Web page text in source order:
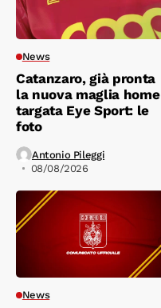
News
Catanzaro, già pronta
la nuova maglia home
targata Eye Sport: le
foto
Antonio Pileggi
08/08/2026
News